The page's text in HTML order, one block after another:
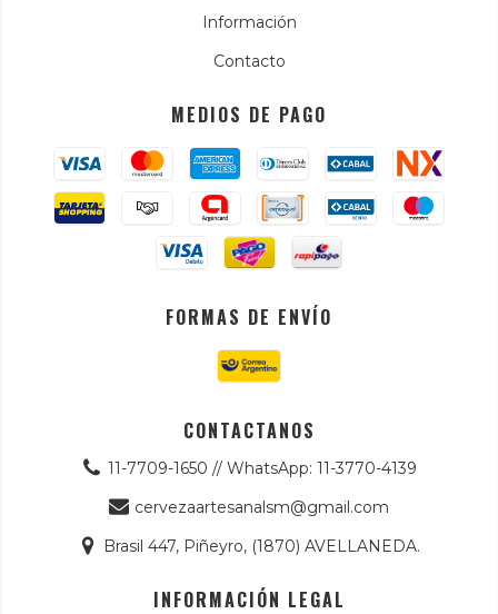
Información
Contacto
MEDIOS DE PAGO
FORMAS DE ENVÍO
CONTACTANOS
11-7709-1650 // WhatsApp: 11-3770-4139
cervezaartesanalsm@gmail.com
Brasil 447, Piñeyro, (1870) AVELLANEDA.
INFORMACIÓN LEGAL